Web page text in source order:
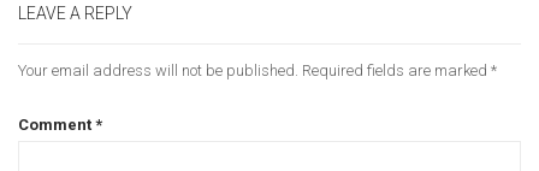
LEAVE A REPLY
Your email address will not be published. Required fields are marked *
Comment *